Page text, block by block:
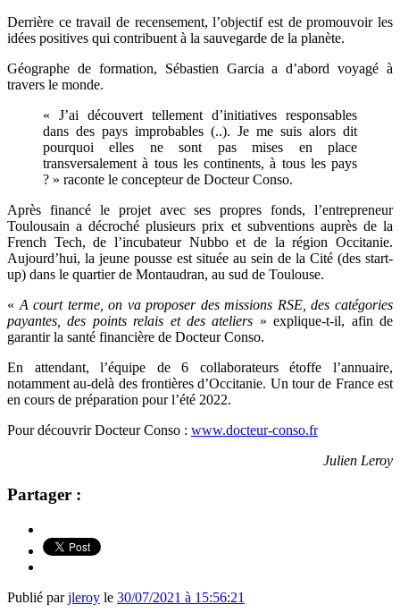
Derrière ce travail de recensement, l’objectif est de promouvoir les
idées positives qui contribuent à la sauvegarde de la planète.
Géographe de formation, Sébastien Garciaa d’abord voyagé à
travers le monde.
« J’ai découvert tellement d’initiatives responsables
dans des pays improbables (..). Je me suis alors dit
pourquoi elles ne sont pas mises en place
transversalement à tous les continents, à tous les pays
? » raconte le concepteur de Docteur Conso.
Après financé le projet avec ses propres fonds, l’entrepreneur
Toulousain a décroché plusieurs prix et subventions auprès de la
French Tech, de l’incubateur Nubbo et de la région Occitanie.
Aujourd’hui, la jeune pousse est située au sein de la Cité (des start-
up) dans le quartier de Montaudran, au sud de Toulouse.
« A court terme, on va proposer des missions RSE, des catégories
payantes, des points relais et des ateliers » explique-t-il, afin de
garantir la santé financière de Docteur Conso.
En attendant, l’équipe de 6 collaborateurs étoffe l’annuaire,
notamment au-delà des frontières d’Occitanie. Un tour de France est
en cours de préparation pour l’été 2022.
Pour découvrir Docteur Conso : www.docteur-conso.fr
Julien Leroy
Partager :
Publié parjleroy le 30/07/2021 à 15:56:21